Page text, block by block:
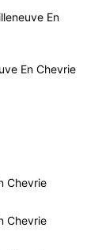
En
En Chevrie
Chevrie
Chevrie